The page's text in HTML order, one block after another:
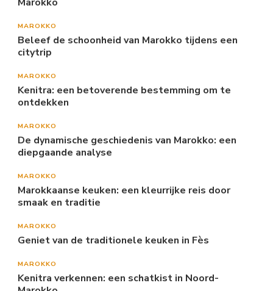
MAROKKO
Beleef de schoonheid van Marokko tijdens een
citytrip
MAROKKO
Kenitra: een betoverende bestemming om te
ontdekken
MAROKKO
De dynamische geschiedenis van Marokko: een
diepgaande analyse
MAROKKO
Marokkaanse keuken: een kleurrijke reis door
smaak en traditie
MAROKKO
Geniet van de traditionele keuken in Fès
MAROKKO
Kenitra verkennen: een schatkist in Noord-